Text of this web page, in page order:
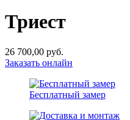
Триест
26 700,00 руб.
Заказать онлайн
Бесплатный замер